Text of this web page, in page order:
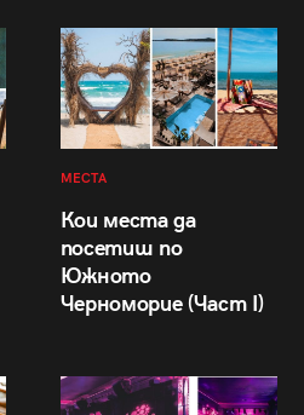
МЕСТА
Кои места да
посетиш по
Южното
Черноморие (Част I)